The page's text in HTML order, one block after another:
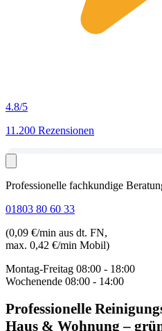
4.8/5
11.200 Rezensionen
Professionelle fachkundige
01803 80 60 33
(0,09 €/min aus dt. FN,
max. 0,42 €/min Mobil)
Montag-Freitag 08:00 - 18:00
Wochenende 08:00 - 14:00
Professionelle
Haus & Wohnung –